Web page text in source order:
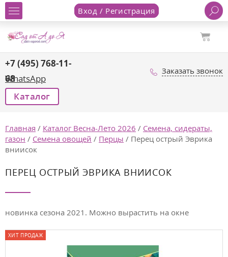
Вход / Регистрация
+7 (495) 768-11-
68
WhatsApp
Заказать звонок
Каталог
Главная / Каталог Весна-Лето 2026 / Семена, сидераты,
газон / Семена овощей / Перцы / Перец острый Эврика
вниисок
ПЕРЕЦ ОСТРЫЙ ЭВРИКА ВНИИСОК
новинка сезона 2021. Можно вырастить на окне
ХИТ ПРОДАЖ